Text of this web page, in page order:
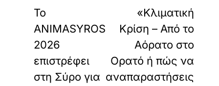
Το
ANIMASYROS
2026
επιστρέφει
στη Σύρο για
«Κλιματική
Κρίση – Από το
Αόρατο στο
Ορατό ή πώς να
αναπαραστήσεις